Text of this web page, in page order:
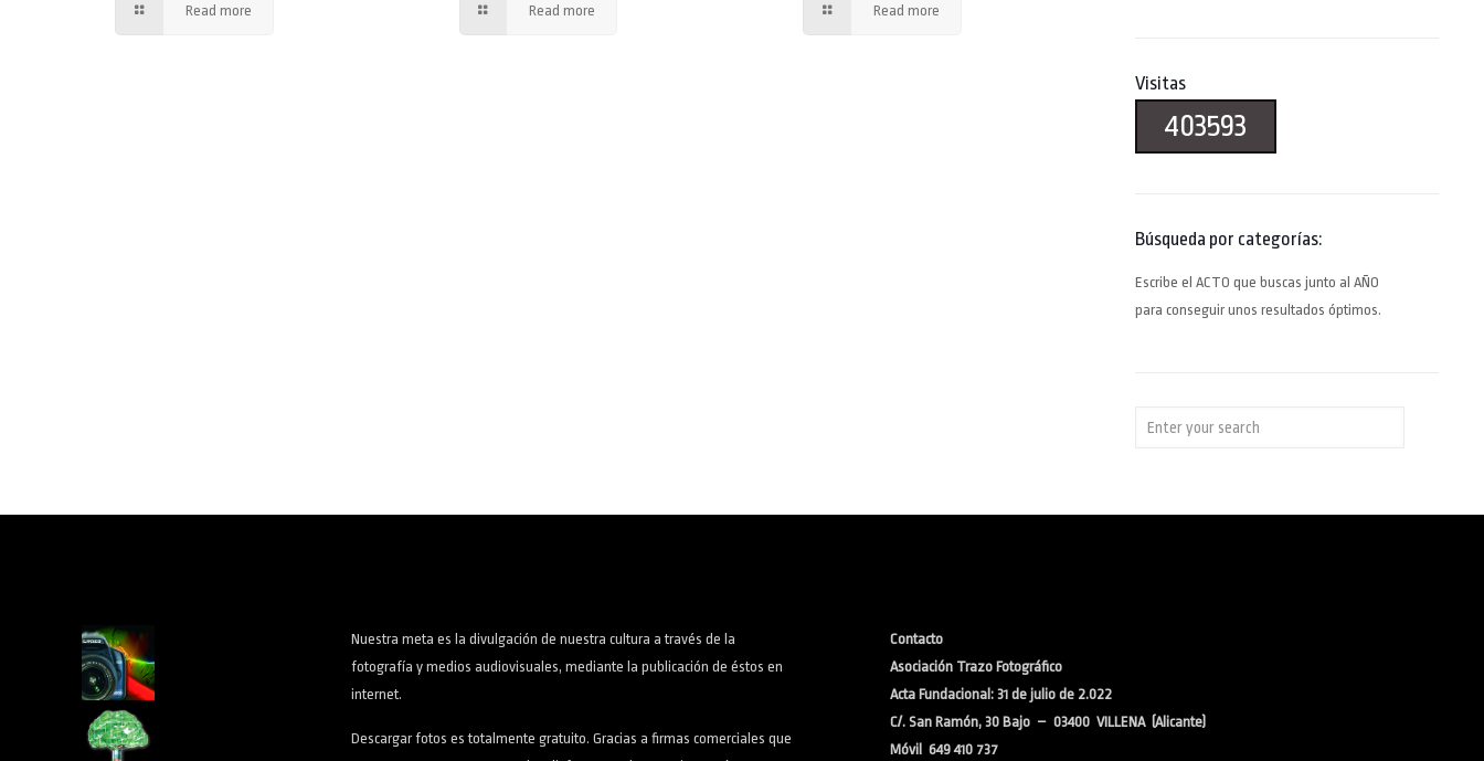
Read more Read more Read more
Visitas
403593
Búsqueda por categorías:
Escribe el ACTO que buscas junto al AÑO
para conseguir unos resultados óptimos.
Nuestra meta es la divulgación de nuestra cultura a través de la
fotografía y medios audiovisuales, mediante la publicación de éstos en
internet.
Descargar fotos es totalmente gratuito. Gracias a firmas comerciales que
Contacto
Asociación Trazo Fotográfico
Acta Fundacional: 31 de julio de 2.022
C/. San Ramón, 30 Bajo – 03400 VILLENA (Alicante)
Móvil 649 410 737